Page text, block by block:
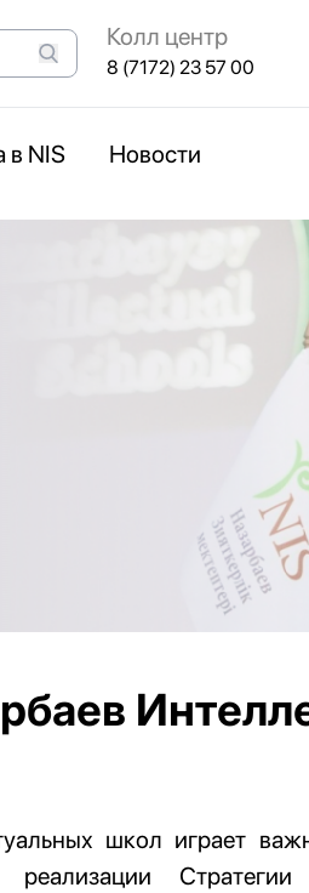
Колл центр
8 (7172) 23 57 00
в NIS Новости
школ играет